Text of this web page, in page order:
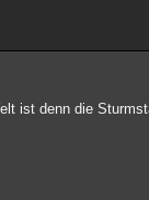
ist denn die